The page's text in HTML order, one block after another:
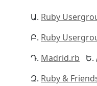
Ruby
Ruby
Madrid.rb
Ruby &